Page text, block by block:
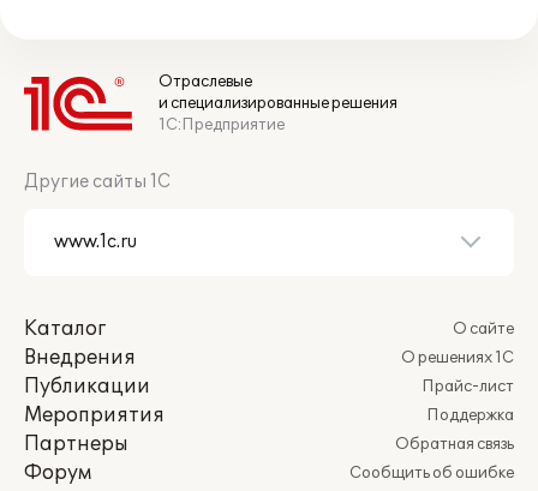
Отраслевые
и специализированные решения
1С:Предприятие
Другие сайты 1С
Каталог
Внедрения
Публикации
Мероприятия
Партнеры
Форум
О сайте
О решениях 1С
Прайс-лист
Поддержка
Обратная связь
Сообщить об ошибке